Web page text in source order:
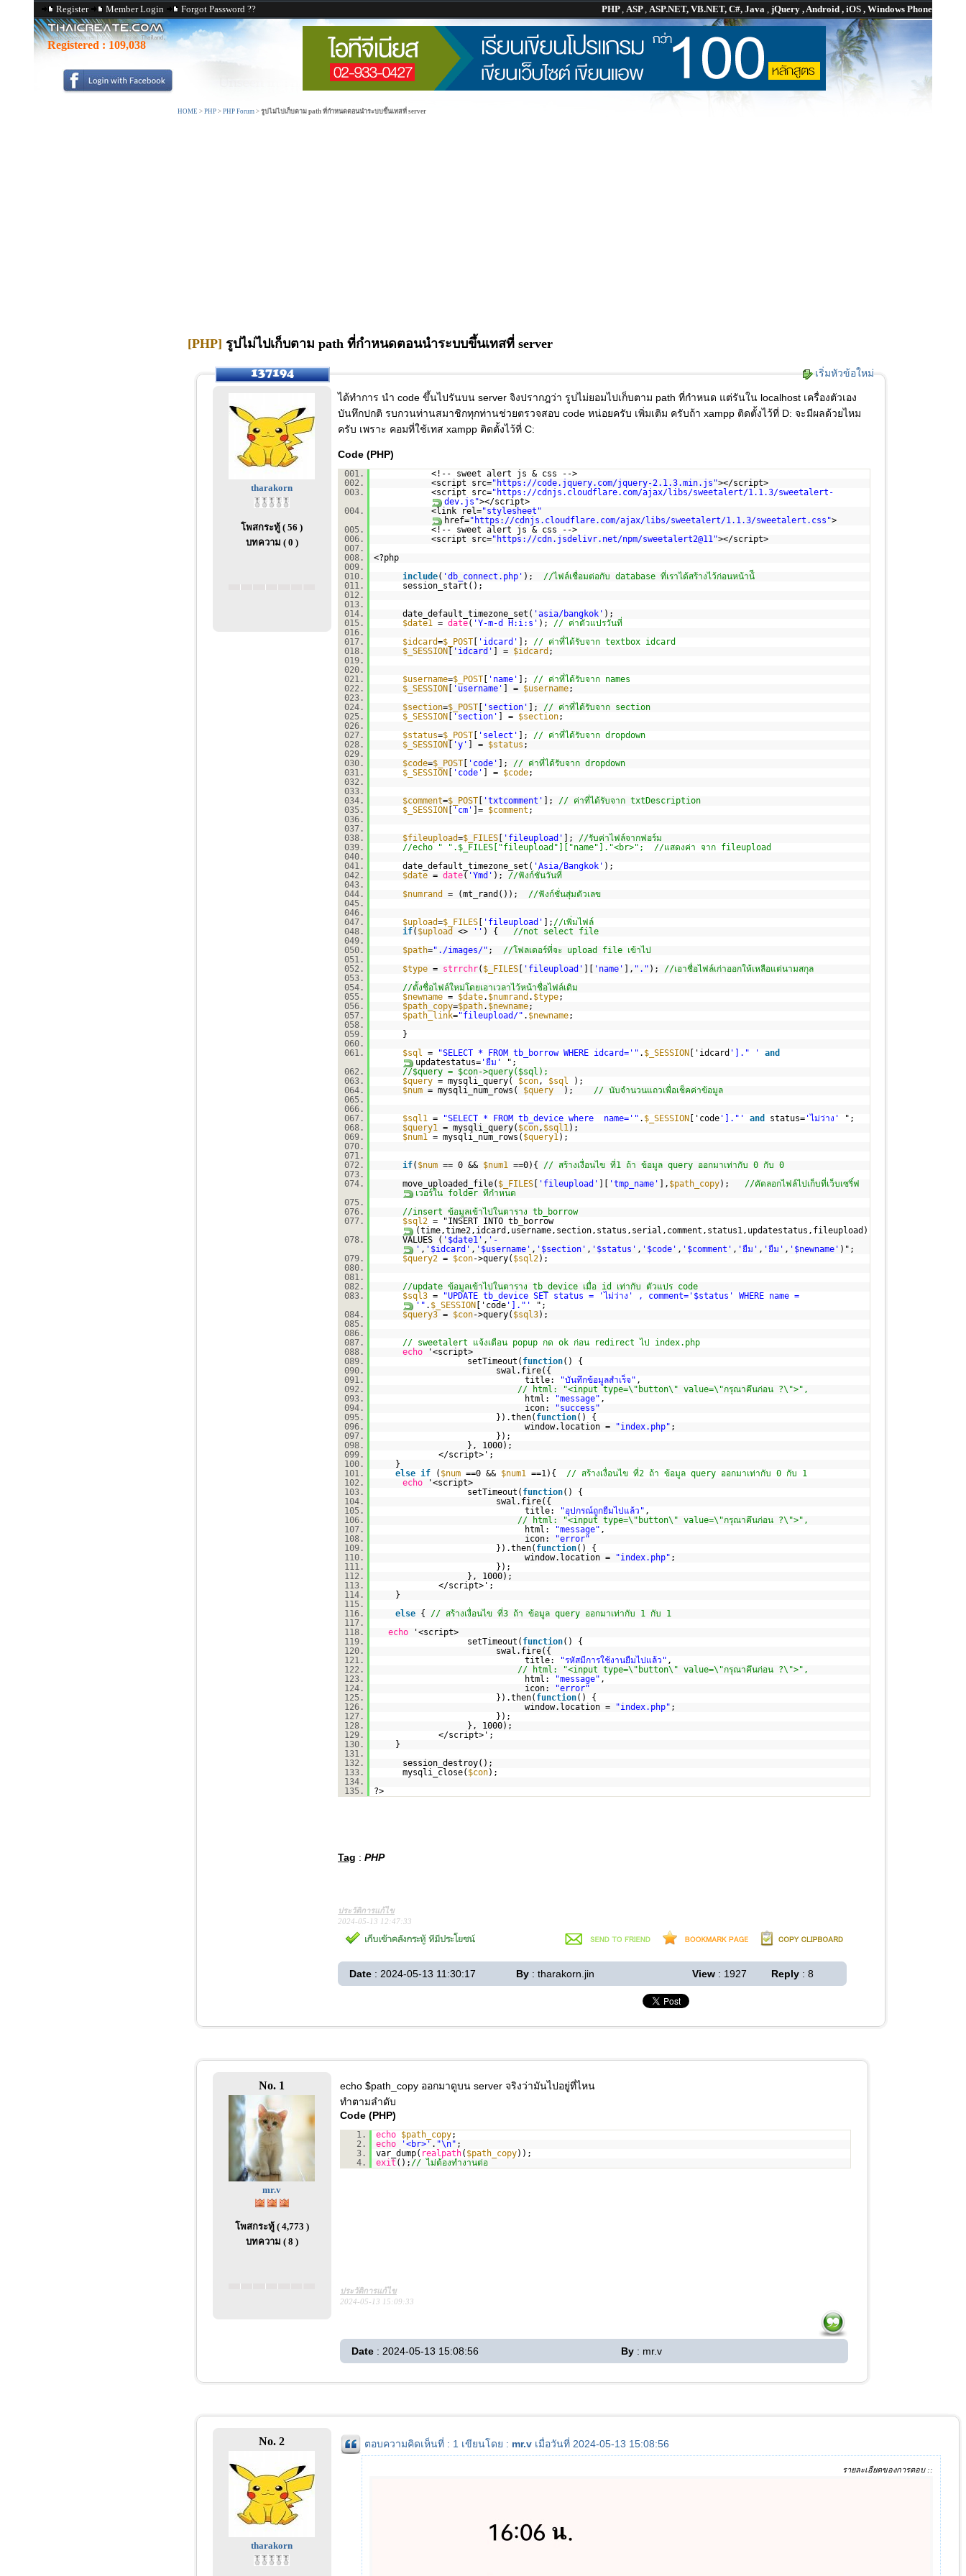
Register Member Login Forgot Password ?? PHP, ASP, ASP.NET, VB.NET, C#, Java , jQuery , Android , iOS , Windows Phone
Registered : 109,038
HOME > PHP > PHP Forum > รูปไม่ไปเก็บตาม path ที่กำหนดตอนนำระบบขึ้นเทสที่ server
[PHP] รูปไม่ไปเก็บตาม path ที่กำหนดตอนนำระบบขึ้นเทสที่ server
เริ่มหัวข้อใหม่
tharakorn
โพสกระทู้ ( 56 )
บทความ ( 0 )
ได้ทำการ นำ code ขึ้นไปรันบน server จิงปรากฎว่า รูปไม่ยอมไปเก็บตาม path ที่กำหนด แต่รันใน localhost เครื่องตัวเอง
บันทึกปกติ รบกวนท่านสมาชิกทุกท่านช่วยตรวจสอบ code หน่อยครับ เพิ่มเติม ครับถ้า xampp ติดตั้งไว้ที่ D: จะมีผลด้วยไหม
ครับ เพราะ คอมที่ใช้เทส xampp ติดตั้งไว้ที่ C:
Code (PHP)
001.
<!-- sweet alert js & css -->
002.
<script src=" https://code.jquery.com/jquery-2.1.3.min.js "></script>
003.
<script src=" https://cdnjs.cloudflare.com/ajax/libs/sweetalert/1.1.3/sweetalert-
dev.js "></script>
004.
<link rel="stylesheet"
href=" https://cdnjs.cloudflare.com/ajax/libs/sweetalert/1.1.3/sweetalert.css ">
005.
<!-- sweet alert js & css -->
006.
<script src=" https://cdn.jsdelivr.net/npm/sweetalert2@11"></script>
007.
008.
<?php
009.
010.
include( 'db_connect.php' );
//ไฟล์เชื่อมต่อกับ database ที่เราได้สร้างไว้ก่อนหน้าน้ี
011.
session_start();
012.
013.
014.
date_default_timezone_set( 'asia/bangkok' );
015.
$date1 = date( 'Y-m-d H:i:s' );
// ค่าตัวแปรวันที่
016.
017.
$idcard=$_POST[ 'idcard' ];
// ค่าที่ได้รับจาก textbox idcard
018.
$_SESSION 'idcard' ] = $idcard ;
019.
020.
021.
$username=$_POST[ 'name' ];
// ค่าที่ได้รับจาก names
022.
$_SESSION 'username' ] = $username;
023.
024.
$section=$_POST[ 'section' ];
// ค่าที่ได้รับจาก section
025.
$_SESSION 'section' ] = $section;
026.
027.
$status=$_POST[ 'select' ];
// ค่าที่ได้รับจาก dropdown
028.
$_SESSION 'y' ] = $status ;
029.
030.
$code=$_POST[ 'code' ];
// ค่าที่ได้รับจาก dropdown
031.
$_SESSION 'code' ] = $code;
032.
033.
034.
$comment=$_POST[ 'txtcomment' ];
// ค่าที่ได้รับจาก txtDescription
035.
$_SESSION 'cm' ]= $comment ;
036.
037.
038.
$fileupload=$_FILES[ 'fileupload' ];
//รับค่าไฟล์จากฟอร์ม
039.
//echo " ".$_FILES["fileupload"]["name"]."<br>"; //แสดงค่า จาก fileupload
040.
041.
date_default_timezone_set( 'Asia/Bangkok' );
042.
$date = date( 'Ymd' );
//ฟังก์ชั่นวันที่
043.
044.
$numrand = (mt_rand());
//ฟังก์ชั่นสุ่มตัวเลข
045.
046.
047.
$upload=$_FILES[ 'fileupload' ]; //เพิ่มไฟล์
048.
if( $upload <> '' ) {
//not select file
049.
050.
$path="./images/" ;
//โฟลเดอร์ที่จะ upload file เข้าไป
051.
052.
$type = strrchr( $_FILES[ 'fileupload' 'name' ], "." );
//เอาชื่อไฟล์เก่าออกให้เหลือแต่นามสกุล
053.
054.
//ตั้งชื่อไฟล์ใหม่โดยเอาเวลาไว้หน้าชื่อไฟล์เดิม
055.
$newname = $date. $numrand . $type;
056.
$path_copy=$path. $newname;
057.
$path_link="fileupload/" . $newname;
058.
059.
}
060.
061.
$sql = "SELECT * FROM tb_borrow WHERE idcard='" . $_SESSION ['idcard ']." '
and
updatestatus='ยืม'
";
062.
//$query = $con->query($sql);
063.
$query = mysqli_query( $con, $sql
);
064.
$num = mysqli_num_rows( $query );
// นับจำนวนแถวเพื่อเช็คค่าข้อมูล
065.
066.
067.
$sql1 = "SELECT * FROM tb_device where name='" . $_SESSION ['code']."' and status='ไม่ว่าง'
";
068.
$query1 = mysqli_query( $con, $sql1);
069.
$num1 = mysqli_num_rows( $query1);
070.
071.
072.
if( $num == 0 && $num1 ==0){
// สร้างเงื่อนไข ที่1 ถ้า ข้อมูล query ออกมาเท่ากับ 0 กับ 0
073.
074.
move_uploaded_file( $_FILES[ 'fileupload' 'tmp_name' ], $path_copy);
//คัดลอกไฟล์ไปเก็บที่เว็บเซริ์ฟ
เวอร์ใน folder ทีกำหนด
075.
076.
//insert ข้อมูลเข้าไปในตาราง tb_borrow
077.
$sql2 = "INSERT INTO tb_borrow
(time,time2,idcard,username,section,status,serial,comment,status1,updatestatus,fileupload)
078.
VALUES ( '$date1' , '-
' , '$idcard' , '$username' , '$section' , '$status' , '$code' , '$comment' , 'ยืม' , 'ยืม' , '$newname' )";
079.
$query2 = $con->query( $sql2);
080.
081.
082.
//update ข้อมูลเข้าไปในตาราง tb_device เมื่อ id เท่ากับ ตัวแปร code
083.
$sql3 =
"UPDATE tb_device SET status = 'ไม่ว่าง' , comment='$status' WHERE name =
'" . $_SESSION ['code']."'
";
084.
$query3 = $con->query( $sql3);
085.
086.
087.
// sweetalert แจ้งเตือน popup กด ok ก่อน redirect ไป index.php
088.
echo
'<script>
089.
setTimeout( function() {
090.
swal.fire({
091.
title: "บันทึกข้อมูลสำเร็จ" ,
092.
// html: "<input type=\"button\" value=\"กรุณาคึนก่อน ?\">",
093.
html: "message" ,
094.
icon:
"success"
095.
}).then( function() {
096.
window.location = "index.php" ;
097.
});
098.
}, 1000);
099.
</script>';
100.
}
101.
else if ( $num ==0 && $num1 ==1){
// สร้างเงื่อนไข ที่2 ถ้า ข้อมูล query ออกมาเท่ากับ 0 กับ 1
102.
echo
'<script>
103.
setTimeout( function() {
104.
swal.fire({
105.
title: "อุปกรณ์ถูกยืมไปแล้ว" ,
106.
// html: "<input type=\"button\" value=\"กรุณาคึนก่อน ?\">",
107.
html: "message" ,
108.
icon:
"error"
109.
}).then( function() {
110.
window.location = "index.php" ;
111.
});
112.
}, 1000);
113.
</script>';
114.
}
115.
116.
else {
// สร้างเงื่อนไข ที่3 ถ้า ข้อมูล query ออกมาเท่ากับ 1 กับ 1
117.
118.
echo
'<script>
119.
setTimeout( function() {
120.
swal.fire({
121.
title: "รหัสมีการใช้งานยืมไปแล้ว" ,
122.
// html: "<input type=\"button\" value=\"กรุณาคึนก่อน ?\">",
123.
html: "message" ,
124.
icon:
"error"
125.
}).then( function() {
126.
window.location = "index.php" ;
127.
});
128.
}, 1000);
129.
</script>';
130.
}
131.
132.
session_destroy();
133.
mysqli_close( $con);
134.
135.
?>
Tag : PHP
ประวัติการแก้ไข
2024-05-13 12:47:33
Date : 2024-05-13 11:30:17 By : tharakorn.jin View : 1927 Reply : 8
No. 1
mr.v
โพสกระทู้ ( 4,773 )
บทความ ( 8 )
echo $path_copy ออกมาดูบน server จริงว่ามันไปอยู่ที่ไหน
ทำตามลำดับ
Code (PHP)
1. echo $path_copy;
2.
echo '<br>' . "\n" ;
3.
var_dump( realpath( $path_copy));
4.
exit (); // ไม่ต้องทำงานต่อ
ประวัติการแก้ไข
2024-05-13 15:09:33
Date : 2024-05-13 15:08:56 By : mr.v
No. 2
tharakorn
ตอบความคิดเห็นที่ : 1 เขียนโดย : mr.v เมื่อวันที่ 2024-05-13 15:08:56
รายละเอียดของการตอบ ::